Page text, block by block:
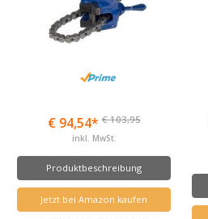
€ 94,54* € 103,95
inkl. MwSt.
Produktbeschreibung
Jetzt bei Amazon kaufen